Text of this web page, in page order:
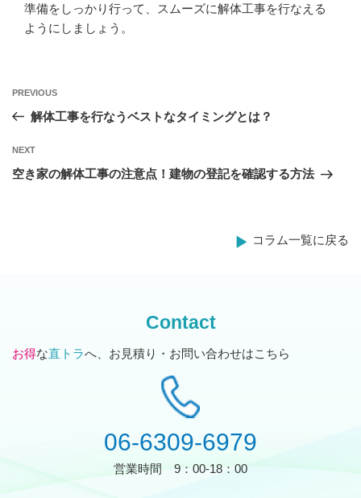
準備をしっかり行って、スムーズに解体工事を行なえる
ようにしましょう。
投
ナ
ビ
Previous
Post
PREVIOUS
解体工事を行なうベストなタイミングとは？
Next
Post
NEXT
空き家の解体工事の注意点！建物の登記を確認する方法
コラム一覧に戻る
Contact
お得な直トラへ、お見積り・お問い合わせはこちら
06-6309-6979
営業時間 9：00-18：00